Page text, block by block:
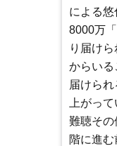
による
8000万
り届け
からいる
届けら
上がっ
難聴その
階に進